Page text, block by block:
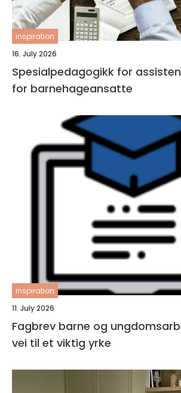
inspiration
16. July 2026
Spesialpedagogikk for
for barnehageansatte
inspiration
11. July 2026
Fagbrev barne og ungdomsarbeider
vei til et viktig yrke